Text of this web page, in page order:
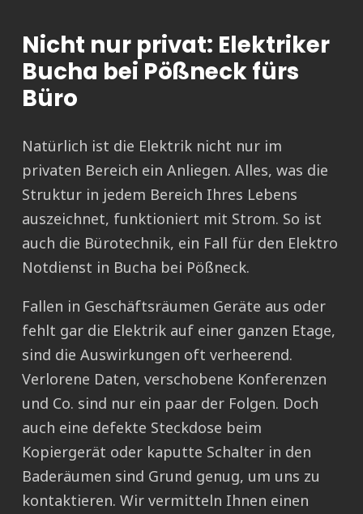
Nicht nur privat: Elektriker
Bucha bei Pößneck fürs
Büro
Natürlich ist die Elektrik nicht nur im
privaten Bereich ein Anliegen. Alles, was die
Struktur in jedem Bereich Ihres Lebens
auszeichnet, funktioniert mit Strom. So ist
auch die Bürotechnik, ein Fall für den Elektro
Notdienst in Bucha bei Pößneck.
Fallen in Geschäftsräumen Geräte aus oder
fehlt gar die Elektrik auf einer ganzen Etage,
sind die Auswirkungen oft verheerend.
Verlorene Daten, verschobene Konferenzen
und Co. sind nur ein paar der Folgen. Doch
auch eine defekte Steckdose beim
Kopiergerät oder kaputte Schalter in den
Baderäumen sind Grund genug, um uns zu
kontaktieren. Wir vermitteln Ihnen einen